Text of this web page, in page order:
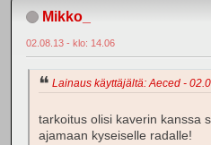
Mikko_
02.08.13 - klo: 14.06
Lainaus käyttäjältä: Aeced -
tarkoitus olisi kaverin kanssa
ajamaan kyseiselle radalle!